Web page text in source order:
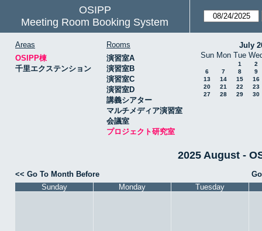
OSIPP
Meeting Room Booking System
Areas
OSIPP棟
千里エクステンション
Rooms
演習室A
演習室B
演習室C
演習室D
講義シアター
マルチメディア演習室
会議室
プロジェクト研究室
July
Sun Mon Tue
1
2
6
7 8
9
13
14 15
16
20
21 22
23
27
28 29 30
2025 August -
<< Go To Month Before
Sunday
Monday Tuesday